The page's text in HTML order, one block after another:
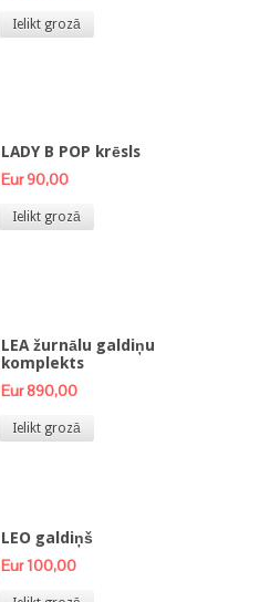
Ielikt grozā
LADY B POP krēsls
Eur 90,00
Ielikt grozā
LEA žurnālu galdiņu
komplekts
Eur 890,00
Ielikt grozā
LEO galdiņš
Eur 100,00